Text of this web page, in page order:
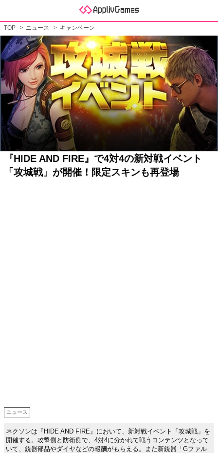
TOP ニュース キャンペーン
『HIDE AND FIRE』で4対4の新対戦イベント
「攻城戦」が開催！限定スキンも再登場
ニュース
ネクソンは『HIDE AND FIRE』において、新対戦イベント「攻城戦」を
開催する。攻撃側と防衛側で、4対4に分かれて戦うコンテンツとなって
いて、銃器部品やダイヤなどの報酬がもらえる。また新銃器「Gファル